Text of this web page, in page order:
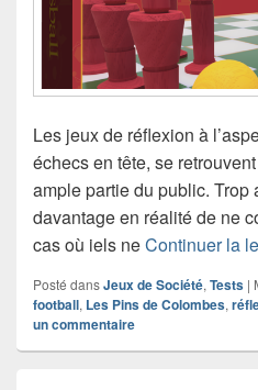
Les jeux de réflexion à
échecs en tête, se
ample partie du public. Trop
davantage en réalité de ne
cas où iels neContinuer la
Posté dansJeux de Société, Tests |
football, Les Pins de Colombes,
un commentaire